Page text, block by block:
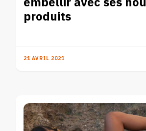
produits
21 AVRIL 2021